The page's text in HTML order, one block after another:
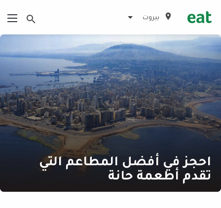
بيروت
احجز في أفضل المطاعم التي
تقدم أطعمة حانة